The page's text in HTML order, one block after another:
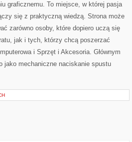
graficznemu. To miejsce, w której pasja
się z praktyczną wiedzą. Strona może
zarówno osoby, które dopiero uczą się
jak i tych, którzy chcą poszerzać
i Sprzęt i Akcesoria. Głównym
jako mechaniczne naciskanie spustu